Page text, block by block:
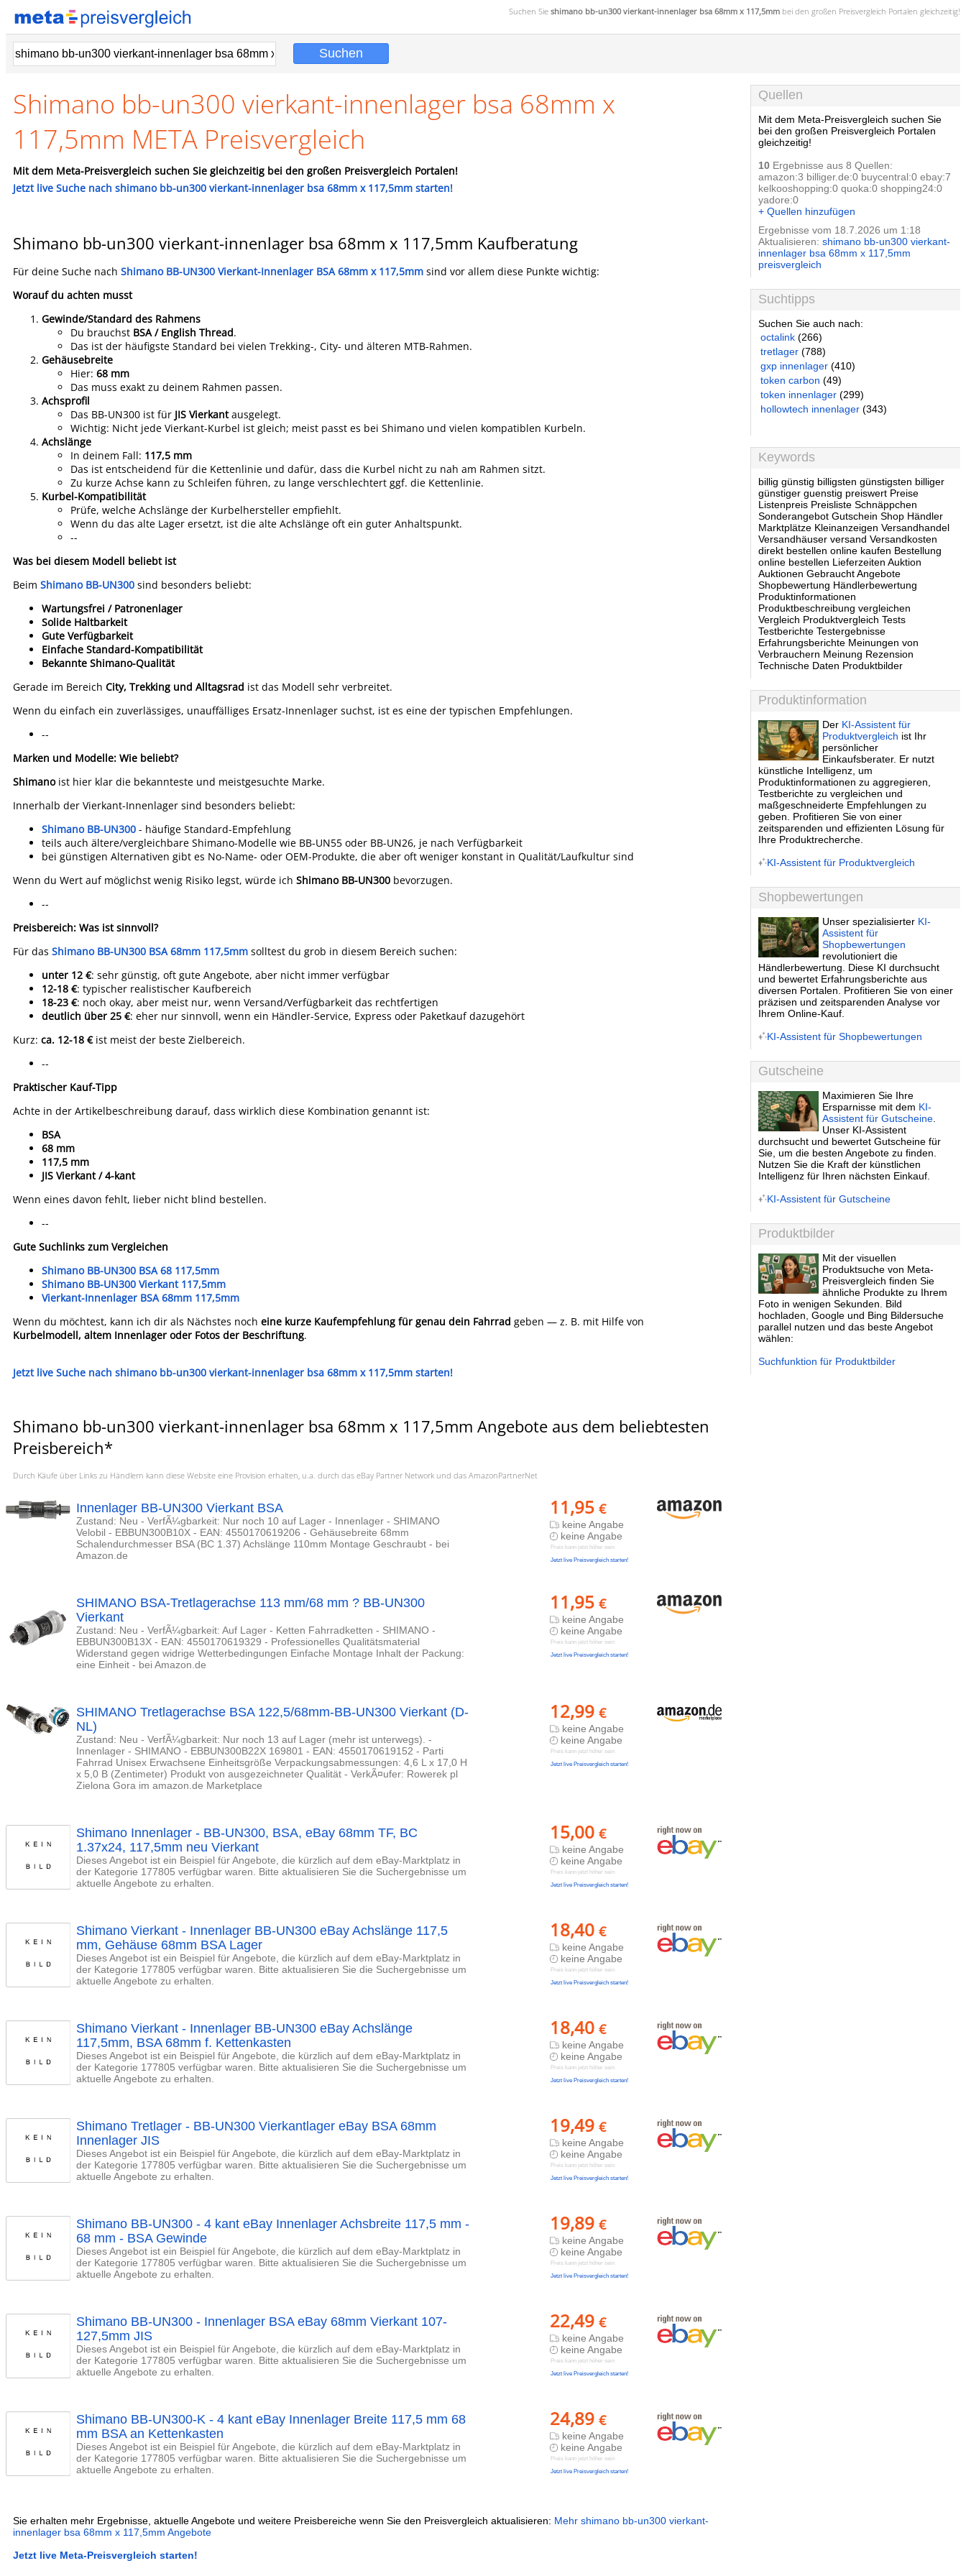
Suchen Sie shimano bb-un300 vierkant-innenlager bsa 68mm x 117,5mm bei den großen Preisvergleich Portalen gleichzeitig!
Shimano bb-un300 vierkant-innenlager bsa 68mm x
117,5mm META Preisvergleich
Mit dem Meta-Preisvergleich suchen Sie gleichzeitig bei den großen Preisvergleich Portalen!
Jetzt live Suche nach shimano bb-un300 vierkant-innenlager bsa 68mm x 117,5mm starten!
Shimano bb-un300 vierkant-innenlager bsa 68mm x 117,5mm Kaufberatung
Für deine Suche nach Shimano BB-UN300 Vierkant-Innenlager BSA 68mm x 117,5mm sind vor allem diese Punkte wichtig:
Worauf du achten musst
Gewinde/Standard des Rahmens
Du brauchst BSA / English Thread.
Das ist der häufigste Standard bei vielen Trekking-, City- und älteren MTB-Rahmen.
Gehäusebreite
Hier: 68 mm
Das muss exakt zu deinem Rahmen passen.
Achsprofil
Das BB-UN300 ist für JIS Vierkantausgelegt.
Wichtig: Nicht jede Vierkant-Kurbel ist gleich; meist passt es bei Shimano und vielen kompatiblen Kurbeln.
Achslänge
In deinem Fall: 117,5 mm
Das ist entscheidend für die Kettenlinie und dafür, dass die Kurbel nicht zu nah am Rahmen sitzt.
Zu kurze Achse kann zu Schleifen führen, zu lange verschlechtert ggf. die Kettenlinie.
Kurbel-Kompatibilität
Prüfe, welche Achslänge der Kurbelhersteller empfiehlt.
Wenn du das alte Lager ersetzt, ist die alte Achslänge oft ein guter Anhaltspunkt.
--
Was bei diesem Modell beliebt ist
Beim Shimano BB-UN300 sind besonders beliebt:
Wartungsfrei / Patronenlager
Solide Haltbarkeit
Gute Verfügbarkeit
Einfache Standard-Kompatibilität
Bekannte Shimano-Qualität
Gerade im Bereich City, Trekking und Alltagsrad ist das Modell sehr verbreitet.
Wenn du einfach ein zuverlässiges, unauffälliges Ersatz-Innenlager suchst, ist es eine der typischen Empfehlungen.
--
Marken und Modelle: Wie beliebt?
Shimanoist hier klar die bekannteste und meistgesuchte Marke.
Innerhalb der Vierkant-Innenlager sind besonders beliebt:
Shimano BB-UN300 - häufige Standard-Empfehlung
teils auch ältere/vergleichbare Shimano-Modelle wie BB-UN55 oder BB-UN26, je nach Verfügbarkeit
bei günstigen Alternativen gibt es No-Name- oder OEM-Produkte, die aber oft weniger konstant in Qualität/Laufkultur sind
Wenn du Wert auf möglichst wenig Risiko legst, würde ich Shimano BB-UN300 bevorzugen.
--
Preisbereich: Was ist sinnvoll?
Für das Shimano BB-UN300 BSA 68mm 117,5mm solltest du grob in diesem Bereich suchen:
unter 12 €: sehr günstig, oft gute Angebote, aber nicht immer verfügbar
12-18 €: typischer realistischer Kaufbereich
18-23 €: noch okay, aber meist nur, wenn Versand/Verfügbarkeit das rechtfertigen
deutlich über 25 €: eher nur sinnvoll, wenn ein Händler-Service, Express oder Paketkauf dazugehört
Kurz: ca. 12-18 €ist meist der beste Zielbereich.
--
Praktischer Kauf-Tipp
Achte in der Artikelbeschreibung darauf, dass wirklich diese Kombination genannt ist:
BSA
68 mm
117,5 mm
JIS Vierkant / 4-kant
Wenn eines davon fehlt, lieber nicht blind bestellen.
--
Gute Suchlinks zum Vergleichen
Shimano BB-UN300 BSA 68 117,5mm
Shimano BB-UN300 Vierkant 117,5mm
Vierkant-Innenlager BSA 68mm 117,5mm
Wenn du möchtest, kann ich dir als Nächstes noch eine kurze Kaufempfehlung für genau dein Fahrrad geben — z. B. mit Hilfe von
Kurbelmodell, altem Innenlager oder Fotos der Beschriftung.
Jetzt live Suche nach shimano bb-un300 vierkant-innenlager bsa 68mm x 117,5mm starten!
Shimano bb-un300 vierkant-innenlager bsa 68mm x 117,5mm Angebote aus dem beliebtesten
Preisbereich*
Durch Käufe über Links zu Händlern kann diese Website eine Provision erhalten, u.a. durch das eBay Partner Network und das AmazonPartnerNet
11,95 €
keine Angabe
keine Angabe
Preis kann jetzt höher sein
Jetzt live Preisvergleich starten!
Innenlager BB-UN300 Vierkant BSA
Zustand: Neu - VerfÃ¼gbarkeit: Nur noch 10 auf Lager - Innenlager - SHIMANO
Velobil - EBBUN300B10X - EAN: 4550170619206 - Gehäusebreite 68mm
Schalendurchmesser BSA (BC 1.37) Achslänge 110mm Montage Geschraubt - bei
Amazon.de
11,95 €
keine Angabe
keine Angabe
Preis kann jetzt höher sein
Jetzt live Preisvergleich starten!
SHIMANO BSA-Tretlagerachse 113 mm/68 mm ? BB-UN300
Vierkant
Zustand: Neu - VerfÃ¼gbarkeit: Auf Lager - Ketten Fahrradketten - SHIMANO -
EBBUN300B13X - EAN: 4550170619329 - Professionelles Qualitätsmaterial
Widerstand gegen widrige Wetterbedingungen Einfache Montage Inhalt der Packung:
eine Einheit - bei Amazon.de
12,99 €
keine Angabe
keine Angabe
Preis kann jetzt höher sein
Jetzt live Preisvergleich starten!
SHIMANO Tretlagerachse BSA 122,5/68mm-BB-UN300 Vierkant (D-
NL)
Zustand: Neu - VerfÃ¼gbarkeit: Nur noch 13 auf Lager (mehr ist unterwegs). -
Innenlager - SHIMANO - EBBUN300B22X 169801 - EAN: 4550170619152 - Parti
Fahrrad Unisex Erwachsene Einheitsgröße Verpackungsabmessungen: 4,6 L x 17,0 H
x 5,0 B (Zentimeter) Produkt von ausgezeichneter Qualität - VerkÃ¤ufer: Rowerek pl
Zielona Gora im amazon.de Marketplace
15,00 €
keine Angabe
keine Angabe
Preis kann jetzt höher sein
Jetzt live Preisvergleich starten!
Shimano Innenlager - BB-UN300, BSA, eBay 68mm TF, BC
1.37x24, 117,5mm neu Vierkant
Dieses Angebot ist ein Beispiel für Angebote, die kürzlich auf dem eBay-Marktplatz in
der Kategorie 177805 verfügbar waren. Bitte aktualisieren Sie die Suchergebnisse um
aktuelle Angebote zu erhalten.
18,40 €
keine Angabe
keine Angabe
Preis kann jetzt höher sein
Jetzt live Preisvergleich starten!
Shimano Vierkant - Innenlager BB-UN300 eBay Achslänge 117,5
mm, Gehäuse 68mm BSA Lager
Dieses Angebot ist ein Beispiel für Angebote, die kürzlich auf dem eBay-Marktplatz in
der Kategorie 177805 verfügbar waren. Bitte aktualisieren Sie die Suchergebnisse um
aktuelle Angebote zu erhalten.
18,40 €
keine Angabe
keine Angabe
Preis kann jetzt höher sein
Jetzt live Preisvergleich starten!
Shimano Vierkant - Innenlager BB-UN300 eBay Achslänge
117,5mm, BSA 68mm f. Kettenkasten
Dieses Angebot ist ein Beispiel für Angebote, die kürzlich auf dem eBay-Marktplatz in
der Kategorie 177805 verfügbar waren. Bitte aktualisieren Sie die Suchergebnisse um
aktuelle Angebote zu erhalten.
19,49 €
keine Angabe
keine Angabe
Preis kann jetzt höher sein
Jetzt live Preisvergleich starten!
Shimano Tretlager - BB-UN300 Vierkantlager eBay BSA 68mm
Innenlager JIS
Dieses Angebot ist ein Beispiel für Angebote, die kürzlich auf dem eBay-Marktplatz in
der Kategorie 177805 verfügbar waren. Bitte aktualisieren Sie die Suchergebnisse um
aktuelle Angebote zu erhalten.
19,89 €
keine Angabe
keine Angabe
Preis kann jetzt höher sein
Jetzt live Preisvergleich starten!
Shimano BB-UN300 - 4 kant eBay Innenlager Achsbreite 117,5 mm -
68 mm - BSA Gewinde
Dieses Angebot ist ein Beispiel für Angebote, die kürzlich auf dem eBay-Marktplatz in
der Kategorie 177805 verfügbar waren. Bitte aktualisieren Sie die Suchergebnisse um
aktuelle Angebote zu erhalten.
22,49 €
keine Angabe
keine Angabe
Preis kann jetzt höher sein
Jetzt live Preisvergleich starten!
Shimano BB-UN300 - Innenlager BSA eBay 68mm Vierkant 107-
127,5mm JIS
Dieses Angebot ist ein Beispiel für Angebote, die kürzlich auf dem eBay-Marktplatz in
der Kategorie 177805 verfügbar waren. Bitte aktualisieren Sie die Suchergebnisse um
aktuelle Angebote zu erhalten.
24,89 €
keine Angabe
keine Angabe
Preis kann jetzt höher sein
Jetzt live Preisvergleich starten!
Shimano BB-UN300-K - 4 kant eBay Innenlager Breite 117,5 mm 68
mm BSA an Kettenkasten
Dieses Angebot ist ein Beispiel für Angebote, die kürzlich auf dem eBay-Marktplatz in
der Kategorie 177805 verfügbar waren. Bitte aktualisieren Sie die Suchergebnisse um
aktuelle Angebote zu erhalten.
Sie erhalten mehr Ergebnisse, aktuelle Angebote und weitere Preisbereiche wenn Sie den Preisvergleich aktualisieren: Mehr shimano bb-un300 vierkant-
innenlager bsa 68mm x 117,5mm Angebote
Jetzt live Meta-Preisvergleich starten!
Quellen
Mit dem Meta-Preisvergleich suchen Sie
bei den großen Preisvergleich Portalen
gleichzeitig!
10 Ergebnisse aus 8 Quellen:
amazon:3 billiger.de:0 buycentral:0 ebay:7
kelkooshopping:0 quoka:0 shopping24:0
yadore:0
+ Quellen hinzufügen
Ergebnisse vom 18.7.2026 um 1:18
Aktualisieren: shimano bb-un300 vierkant-
innenlager bsa 68mm x 117,5mm
preisvergleich
Suchtipps
Suchen Sie auch nach:
octalink (266)
tretlager (788)
gxp innenlager (410)
token carbon (49)
token innenlager (299)
hollowtech innenlager (343)
Keywords
billig günstig billigsten günstigsten billiger
günstiger guenstig preiswert Preise
Listenpreis Preisliste Schnäppchen
Sonderangebot Gutschein Shop Händler
Marktplätze Kleinanzeigen Versandhandel
Versandhäuser versand Versandkosten
direkt bestellen online kaufen Bestellung
online bestellen Lieferzeiten Auktion
Auktionen Gebraucht Angebote
Shopbewertung Händlerbewertung
Produktinformationen
Produktbeschreibung vergleichen
Vergleich Produktvergleich Tests
Testberichte Testergebnisse
Erfahrungsberichte Meinungen von
Verbrauchern Meinung Rezension
Technische Daten Produktbilder
Produktinformation
Der KI-Assistent für
Produktvergleich ist Ihr
persönlicher
Einkaufsberater. Er nutzt
künstliche Intelligenz, um
Produktinformationen zu aggregieren,
Testberichte zu vergleichen und
maßgeschneiderte Empfehlungen zu
geben. Profitieren Sie von einer
zeitsparenden und effizienten Lösung für
Ihre Produktrecherche.
KI-Assistent für Produktvergleich
Shopbewertungen
Unser spezialisierter KI-
Assistent für
Shopbewertungen
revolutioniert die
Händlerbewertung. Diese KI durchsucht
und bewertet Erfahrungsberichte aus
diversen Portalen. Profitieren Sie von einer
präzisen und zeitsparenden Analyse vor
Ihrem Online-Kauf.
KI-Assistent für Shopbewertungen
Gutscheine
Maximieren Sie Ihre
Ersparnisse mit dem KI-
Assistent für Gutscheine
Unser KI-Assistent
durchsucht und bewertet Gutscheine für
Sie, um die besten Angebote zu finden.
Nutzen Sie die Kraft der künstlichen
Intelligenz für Ihren nächsten Einkauf.
KI-Assistent für Gutscheine
Produktbilder
Mit der visuellen
Produktsuche von Meta-
Preisvergleich finden Sie
ähnliche Produkte zu Ihrem
Foto in wenigen Sekunden. Bild
hochladen, Google und Bing Bildersuche
parallel nutzen und das beste Angebot
wählen:
Suchfunktion für Produktbilder